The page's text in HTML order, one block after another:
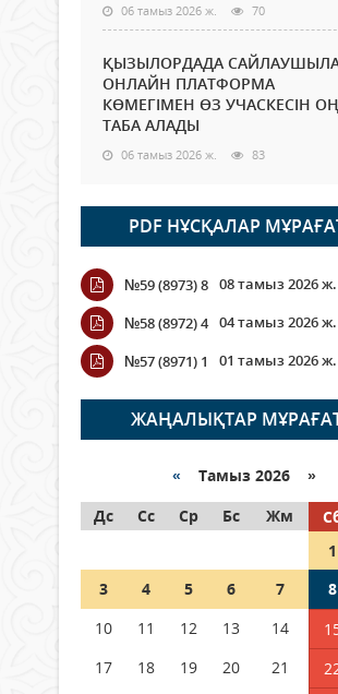
06 тамыз 2026 ж. 70
ҚЫЗЫЛОРДАДА
ОНЛАЙН ПЛАТФОРМА
КӨМЕГІМЕН ӨЗ УЧАСКЕСІН
ТАБА АЛАДЫ
06 тамыз 2026 ж. 83
Open Air: Қызылорда облысы
полиция департаменті 20
мыңнан астам көрерменнің
қауіпсіздігін қамтамасыз етті
06 тамыз 2026 ж.
Wi-Fi ҚАБЫРҒА АРҚЫЛЫ ҚАЛАЙ
ӨТЕДІ?
06 тамыз 2026 ж. 259
граждане Казахстана,
05 тамыз 2026 ж. 141
Шетелде жүрген Қазақстан
азаматтары қалай дауыс бере
PDF НҰСҚАЛАР
№59 (8973) 8 08 тамыз 2026 ж.
№58 (8972) 4 04 тамыз 2026 ж.
№57 (8971) 1
01 тамыз 2026 ж.
ЖАҢАЛЫҚТАР
« Тамыз 2026 »
Дс
Сс Ср Бс Жм
1
3
4 5 6 7 8
10
11 12 13 14
17
18 19 20 21